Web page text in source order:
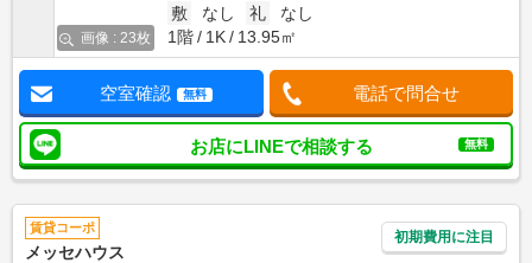
画像 : 23枚
敷
なし 礼
なし
1階
1K 13.95㎡
空室確認 無料 電話で問合せ
お店にLINEで相談する 無料
賃貸コーポ
メッセハウス
初期費用に注目